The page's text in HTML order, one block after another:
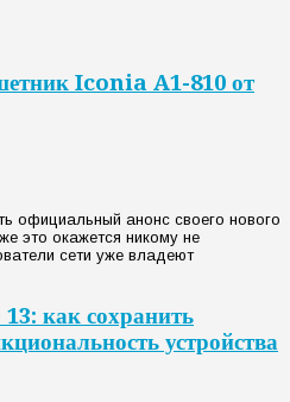
Iconia A1-810 от
официальный анонс своего нового
это окажется никому не
сети уже владеют
как сохранить
устройства